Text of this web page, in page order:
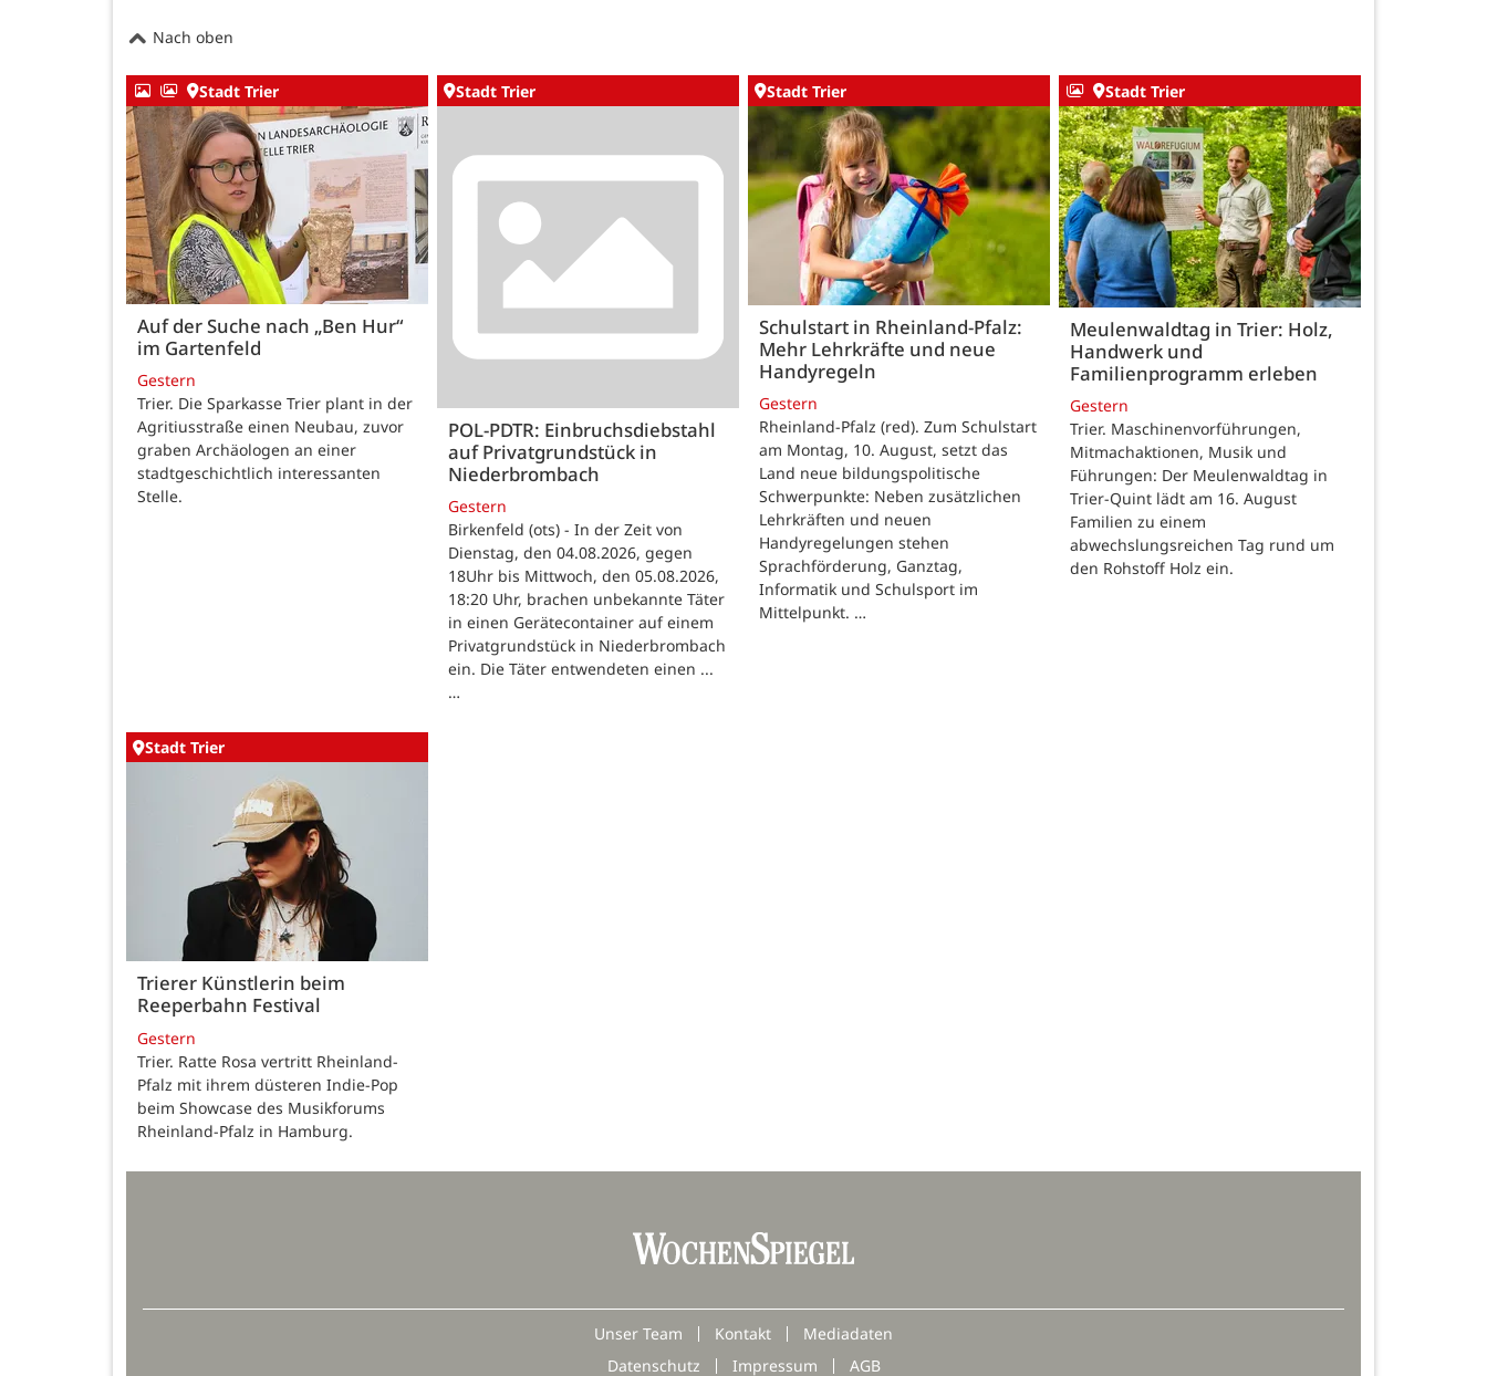
Nach oben
Stadt Trier
Auf der Suche nach „Ben Hur“
im Gartenfeld
Gestern
Trier. Die Sparkasse Trier plant in der
Agritiusstraße einen Neubau, zuvor
graben Archäologen an einer
stadtgeschichtlich interessanten
Stelle.
Stadt Trier
POL-PDTR: Einbruchsdiebstahl
auf Privatgrundstück in
Niederbrombach
Gestern
Birkenfeld (ots) - In der Zeit von
Dienstag, den 04.08.2026, gegen
18Uhr bis Mittwoch, den 05.08.2026,
18:20 Uhr, brachen unbekannte Täter
in einen Gerätecontainer auf einem
Privatgrundstück in Niederbrombach
ein. Die Täter entwendeten einen ...
…
Stadt Trier
Schulstart in Rheinland-Pfalz:
Mehr Lehrkräfte und neue
Handyregeln
Gestern
Rheinland-Pfalz (red). Zum Schulstart
am Montag, 10. August, setzt das
Land neue bildungspolitische
Schwerpunkte: Neben zusätzlichen
Lehrkräften und neuen
Handyregelungen stehen
Sprachförderung, Ganztag,
Informatik und Schulsport im
Mittelpunkt. …
Stadt Trier
Meulenwaldtag in Trier: Holz,
Handwerk und
Familienprogramm erleben
Gestern
Trier. Maschinenvorführungen,
Mitmachaktionen, Musik und
Führungen: Der Meulenwaldtag in
Trier-Quint lädt am 16. August
Familien zu einem
abwechslungsreichen Tag rund um
den Rohstoff Holz ein.
Stadt Trier
Trierer Künstlerin beim
Reeperbahn Festival
Gestern
Trier. Ratte Rosa vertritt Rheinland-
Pfalz mit ihrem düsteren Indie-Pop
beim Showcase des Musikforums
Rheinland-Pfalz in Hamburg.
Unser Team Kontakt
Mediadaten
Datenschutz
Impressum AGB